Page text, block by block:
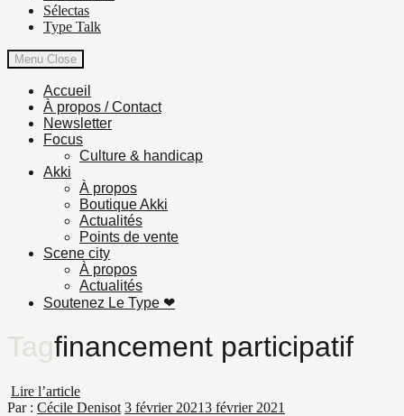
Sélectas
Type Talk
Menu Close
Accueil
À propos / Contact
Newsletter
Focus
Culture & handicap
Akki
À propos
Boutique Akki
Actualités
Points de vente
Scene city
À propos
Actualités
Soutenez Le Type ❤︎
Tagfinancement participatif
Lire l’article
Par : Cécile Denisot 3 février 20213 février 2021